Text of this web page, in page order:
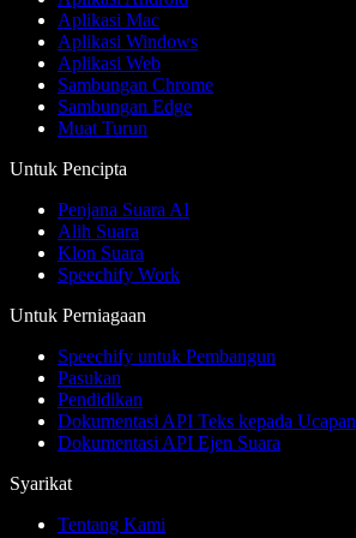
Aplikasi Mac
Aplikasi Windows
Aplikasi Web
Sambungan Chrome
Sambungan Edge
Muat Turun
Untuk Pencipta
Penjana Suara AI
Alih Suara
Klon Suara
Speechify Work
Untuk Perniagaan
Speechify untuk Pembangun
Pasukan
Pendidikan
Dokumentasi API Teks kepada Ucapan
Dokumentasi API Ejen Suara
Syarikat
Tentang Kami